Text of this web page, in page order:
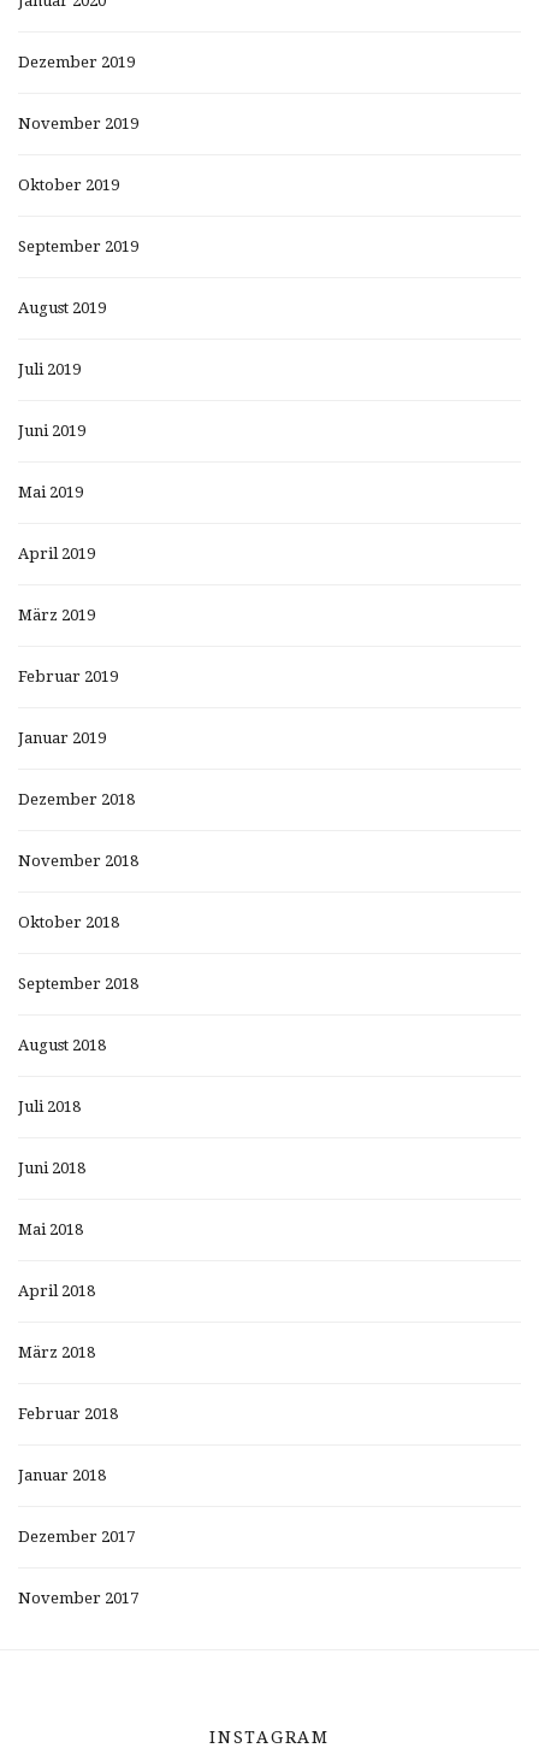
Dezember 2019
November 2019
Oktober 2019
September 2019
August 2019
Juli 2019
Juni 2019
Mai 2019
April 2019
März 2019
Februar 2019
Januar 2019
Dezember 2018
November 2018
Oktober 2018
September 2018
August 2018
Juli 2018
Juni 2018
Mai 2018
April 2018
März 2018
Februar 2018
Januar 2018
Dezember 2017
November 2017
INSTAGRAM